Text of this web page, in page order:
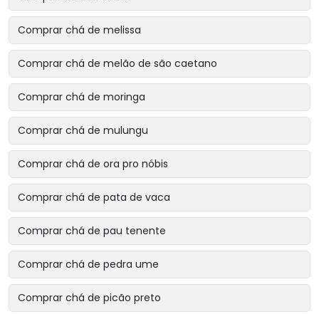
Comprar chá de melissa
Comprar chá de melão de são caetano
Comprar chá de moringa
Comprar chá de mulungu
Comprar chá de ora pro nóbis
Comprar chá de pata de vaca
Comprar chá de pau tenente
Comprar chá de pedra ume
Comprar chá de picão preto